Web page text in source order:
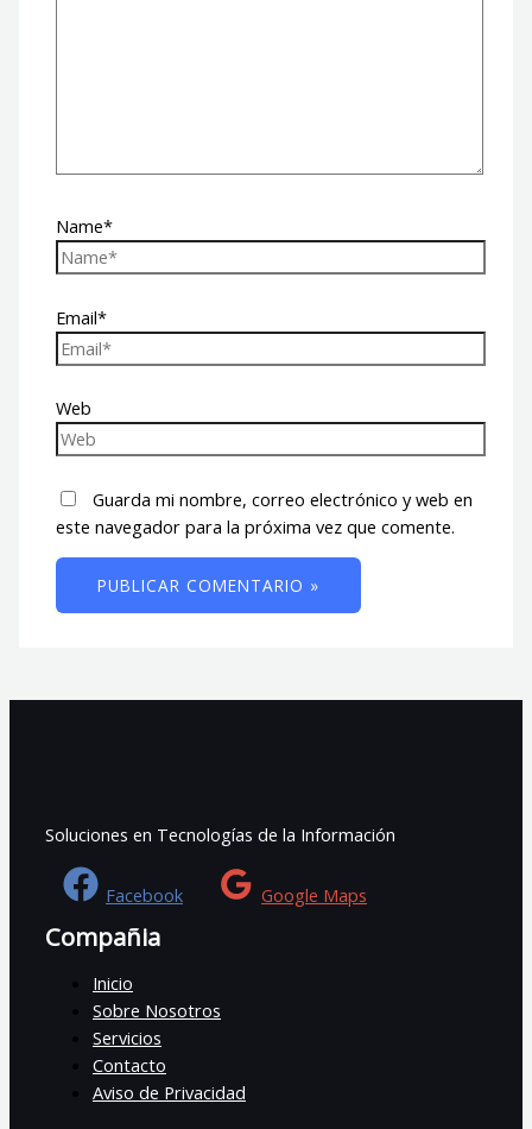
Name*
Email*
Web
Guarda mi nombre, correo electrónico y web en
este navegador para la próxima vez que comente.
Soluciones en Tecnologías de la Información
Facebook Google Maps
Compañia
Inicio
Sobre Nosotros
Servicios
Contacto
Aviso de Privacidad